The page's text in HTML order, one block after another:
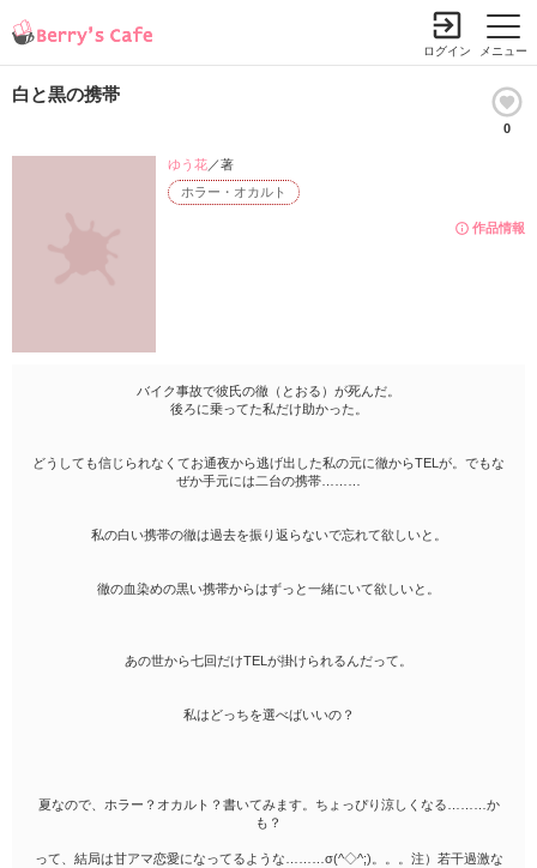
メニュー
ログイン
白と黒の携帯
0
作品情報
ホラー・オカルト
ゆう花／著
バイク事故で彼氏の徹（とおる）が死んだ。
後ろに乗ってた私だけ助かった。
どうしても信じられなくてお通夜から逃げ出した私の元に徹からTELが。でもな
ぜか手元には二台の携帯………
私の白い携帯の徹は過去を振り返らないで忘れて欲しいと。
徹の血染めの黒い携帯からはずっと一緒にいて欲しいと。
あの世から七回だけTELが掛けられるんだって。
私はどっちを選べばいいの？
夏なので、ホラー？オカルト？書いてみます。ちょっぴり涼しくなる………か
も？
って、結局は甘アマ恋愛になってるような………σ(^◇^;)。。。注）若干過激な